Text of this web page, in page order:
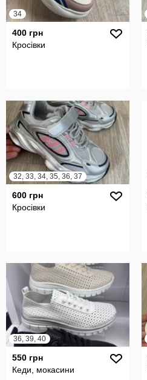
34
400 грн
Кросівки
32, 33, 34, 35, 36, 37
600 грн
Кросівки
36, 39, 40
550 грн
Кеди, мокасини